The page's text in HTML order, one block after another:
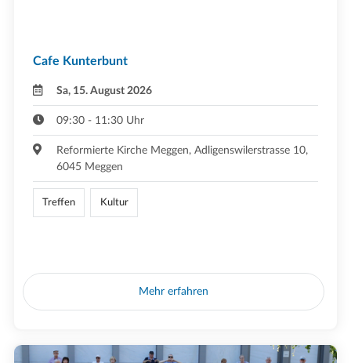
Cafe Kunterbunt
Sa, 15. August 2026
09:30 - 11:30 Uhr
Reformierte Kirche Meggen, Adligenswilerstrasse 10,
6045 Meggen
Treffen Kultur
Mehr erfahren